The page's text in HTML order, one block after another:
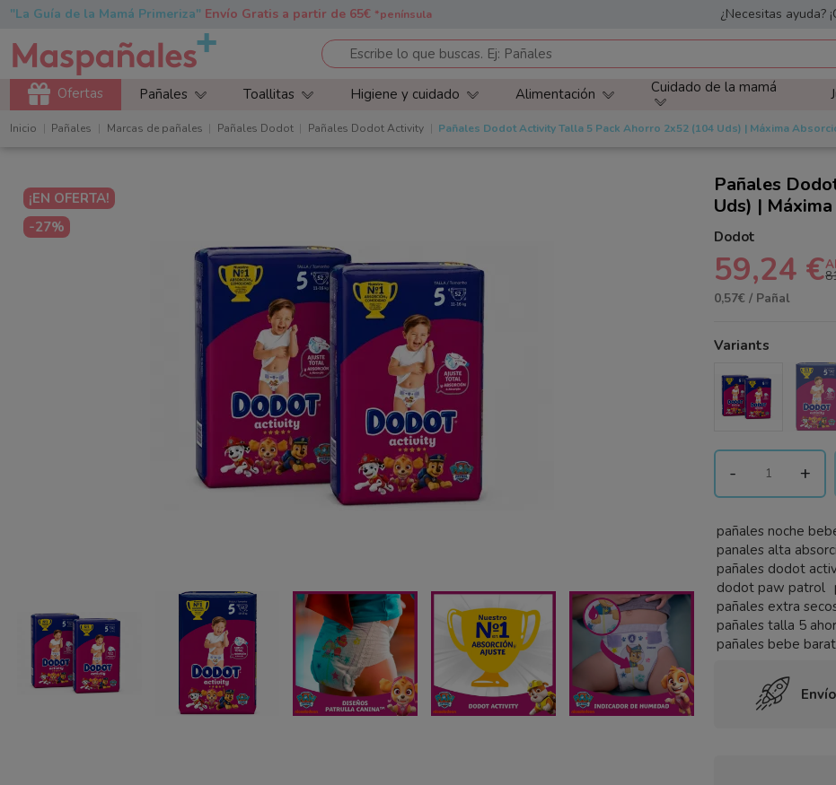
"La Guía de la Mamá Primeriza" Envío Gratis a partir de 65€*península ¿Necesitas ayuda?
Ofertas Pañales Toallitas Higiene y cuidado Alimentación Cuidado de la mamá
Inicio Pañales Marcas de pañales Pañales Dodot Pañales Dodot Activity Pañales Dodot Activity Talla 5 Pack Ahorro 2x52 (104 Uds) | Máxima
¡EN OFERTA!
-27%
Pañales
Uds) |
Dodot
59,24 €
0,57€ / Pañal
Variants
- +
pañales noche
panales alta
pañales dodot
dodot paw patrol
pañales extra
pañales talla 5
pañales bebe
Envío